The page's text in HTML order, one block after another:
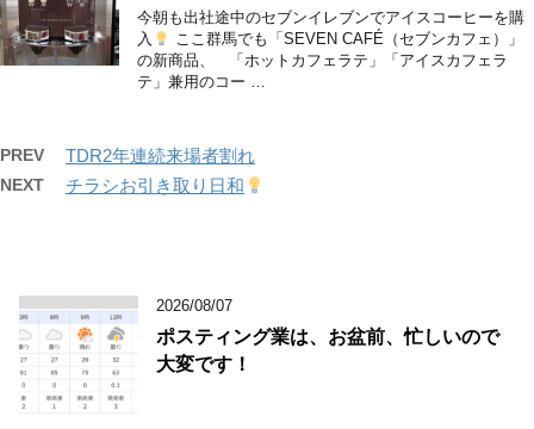
今朝も出社途中のセブンイレブンでアイスコーヒーを購
入
ここ群馬でも「SEVEN CAFÉ（セブンカフェ）」
の新商品、 「ホットカフェラテ」「アイスカフェラ
テ」兼用のコー …
PREV TDR2年連続来場者割れ
NEXT チラシお引き取り日和
2026/08/07
ポスティング業は、お盆前、忙しいので
大変です！